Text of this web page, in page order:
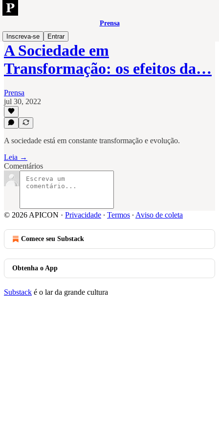
Prensa
Inscreva-se
Entrar
A Sociedade em
Transformação: os efeitos da…
Prensa
jul 30, 2022
A sociedade está em constante transformação e evolução.
Leia →
Comentários
© 2026 APICON · Privacidade ∙ Termos ∙ Aviso de coleta
Comece seu Substack
Obtenha o App
Substack é o lar da grande cultura